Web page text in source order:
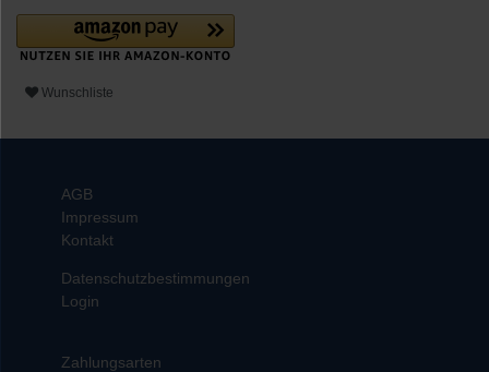
Wunschliste
AGB
Impressum
Kontakt
Datenschutzbestimmungen
Login
Zahlungsarten